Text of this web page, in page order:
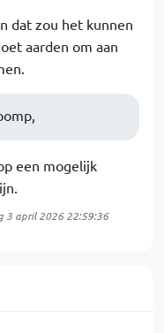
dat zou het kunnen
aarden om aan
een mogelijk
3 april 2026 22:59:36